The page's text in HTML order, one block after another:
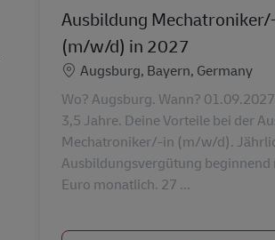
Ausbildung
(m/w/d) in 2027
Locatie
Augsburg, Bayern, Germany
Wo? Augsburg. Wann?
3,5 Jahre. Deine Vorteile bei der
Mechatroniker/-in (m/w/d).
Ausbildungsvergütung beginnend
Euro monatlich. 27 ...